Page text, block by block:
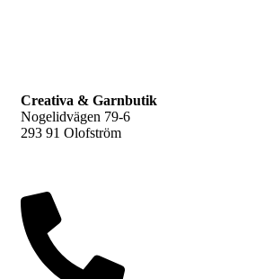
Creativa & Garnbutik
Nogelidvägen 79-6
293 91 Olofström